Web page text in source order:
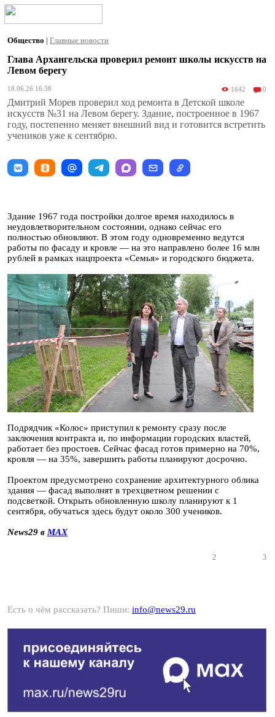
Общество | Главные новости
Глава Архангельска проверил ремонт школы искусств на
Левом берегу
18.06.26 16:38 1642 0
Дмитрий Морев проверил ход ремонта в Детской школе
искусств №31 на Левом берегу. Здание, построенное в 1967
году, постепенно меняет внешний вид и готовится встретить
учеников уже к сентябрю.
Здание 1967 года постройки долгое время находилось в
неудовлетворительном состоянии, однако сейчас его
полностью обновляют. В этом году одновременно ведутся
работы по фасаду и кровле — на это направлено более 16 млн
рублей в рамках нацпроекта «Семья» и городского бюджета.
Подрядчик «Колос» приступил к ремонту сразу после
заключения контракта и, по информации городских властей,
работает без простоев. Сейчас фасад готов примерно на 70%,
кровля — на 35%, завершить работы планируют досрочно.
Проектом предусмотрено сохранение архитектурного облика
здания — фасад выполнят в трехцветном решении с
подсветкой. Открыть обновленную школу планируют к 1
сентября, обучаться здесь будут около 300 учеников.
News29 в MAX
2 3
Есть о чём рассказать? Пиши: info@news29.ru